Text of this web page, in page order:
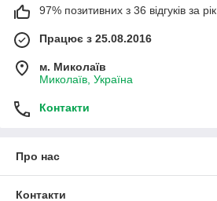
97% позитивних з 36 відгуків за рік
Працює з 25.08.2016
м. Миколаїв
Миколаїв, Україна
Контакти
Про нас
Контакти